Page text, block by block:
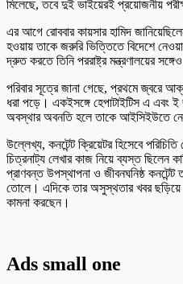
মিলেছে, তবে দুই ভাইয়েরই প্রয়োজনীয়
এর আগে রোববার কায়সার হামিদ
হওয়ায় তাকে জরুরি ভিত্তিতে বিদেশে
দ্রুত করতে তিনি পররাষ্ট্র মন্ত্রণালয়ের
পরিবার সূত্রে জানা গেছে, প্রথমে জ্বরে
ধরা পড়ে। একইসঙ্গে হেপাটাইটিস এ এবং ই
অবস্থার অবনতি হলে তাকে আইসিইউতে
উল্লেখ্য, কনটেন্ট ক্রিয়েটর হিসেবে
চিত্রনাট্য লেখার কাজ নিয়ে ব্যস্ত ছিলেন
প্রাণবন্ত উপস্থাপনা ও জীবনঘনিষ্ঠ
তোলে। এদিকে তার অসুস্থতার খবর
কামনা করছেন।
Ads small one